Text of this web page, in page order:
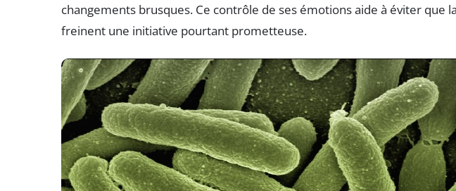
changements brusques. Ce contrôle de ses émotions aide à éviter que
freinent une initiative pourtant prometteuse.